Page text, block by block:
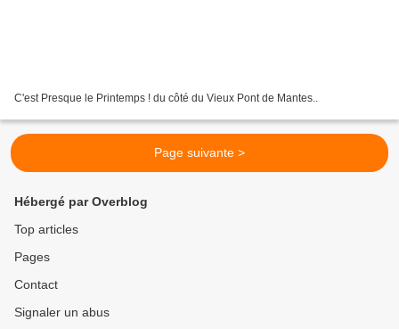
C'est Presque le Printemps ! du côté du Vieux Pont de Mantes..
Page suivante >
Hébergé par Overblog
Top articles
Pages
Contact
Signaler un abus